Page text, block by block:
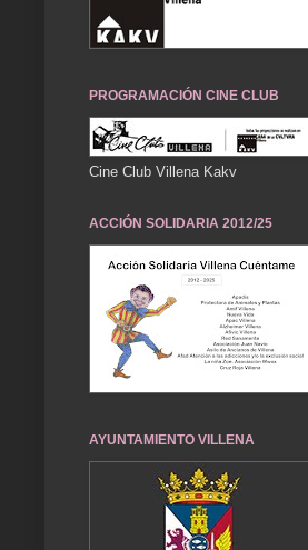
PROGRAMACIÓN CINE CLUB
Cine Club Villena Kakv
ACCIÓN SOLIDARIA 2012/25
AYUNTAMIENTO VILLENA